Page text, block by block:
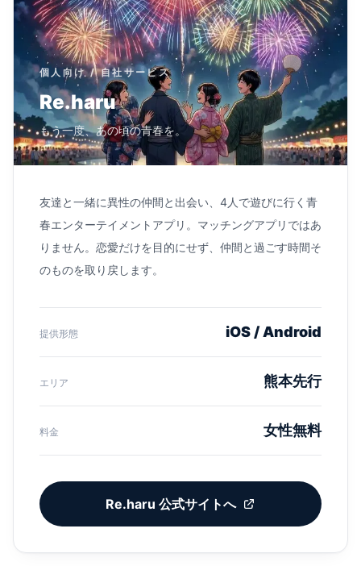
個人向け / 自社サービス
Re.haru
もう一度、あの頃の青春を。
友達と一緒に異性の仲間と出会い、4人で遊びに行く青
春エンターテイメントアプリ。マッチングアプリではあ
りません。恋愛だけを目的にせず、仲間と過ごす時間そ
のものを取り戻します。
提供形態 iOS / Android
エリア 熊本先行
料金 女性無料
Re.haru 公式サイトへ